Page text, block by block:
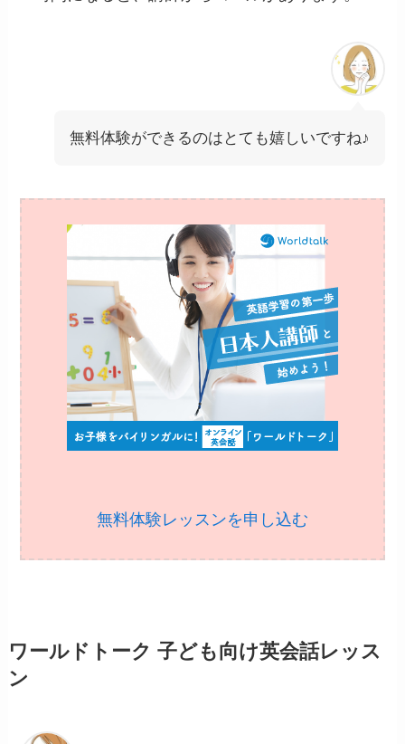
無料体験ができるのはとても嬉しいですね♪
無料体験レッスンを申し込む
ワールドトーク 子ども向け英会話レッス
ン